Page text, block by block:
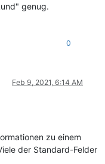
genug.
0
Feb 9, 2021, 6:14 AM
zu einem
der Standard-Felder